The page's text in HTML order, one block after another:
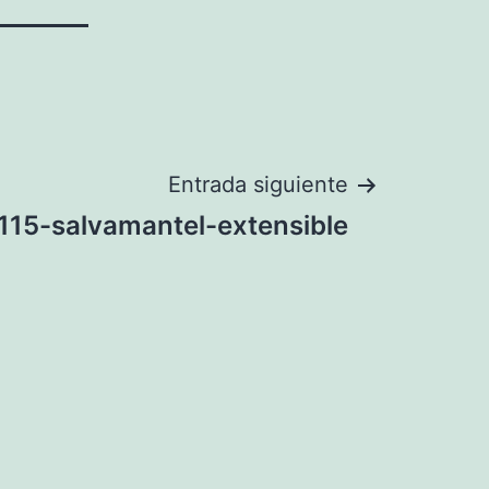
Entrada siguiente
salvamantel-extensible